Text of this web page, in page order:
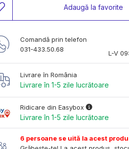
Adaugă la favorite
Comandă prin telefon
031-433.50.68
L-V
Livrare în România
Livrare în 1-5 zile lucrătoare
Ridicare din Easybox
Livrare în 1-5 zile lucrătoare
6 persoane se uită la acest